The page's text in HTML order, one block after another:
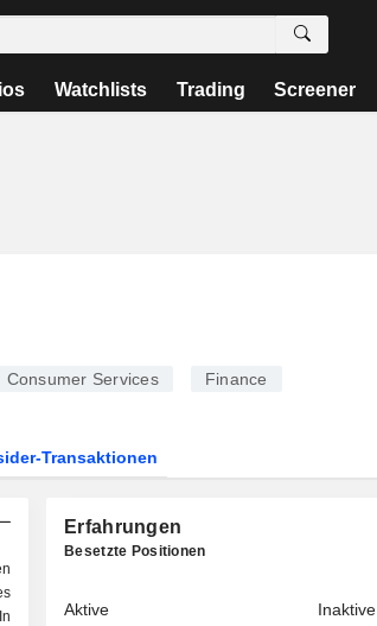
Watchlists Trading Screener
Consumer Services Finance
Transaktionen
Erfahrungen
Besetzte Positionen
Aktive Inaktive